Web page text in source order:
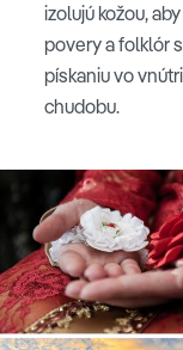
izolujú kožou,
povery a folklór
pískaniu vo
chudobu.